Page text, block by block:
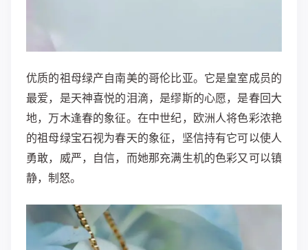
优质的祖母绿产自南美的哥伦比亚。它是皇室成员的
最爱，是天神喜悦的泪滴，是缪斯的心愿，是春回大
地，万木逢春的象征。在中世纪，欧洲人将色彩浓艳
的祖母绿宝石视为春天的象征，坚信持有它可以使人
勇敢，威严，自信，而她那充满生机的色彩又可以镇
静，制怒。